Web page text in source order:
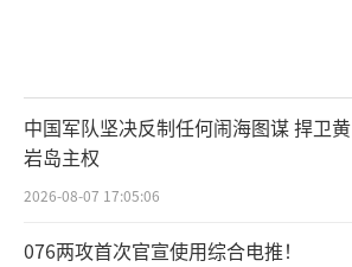
中国军队坚决反制任何闹海图谋 捍卫黄
岩岛主权
2026-08-07 17:05:06
076两攻首次官宣使用综合电推！